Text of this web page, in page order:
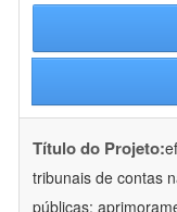
Título do Projeto:
tribunais de contas
públicas: